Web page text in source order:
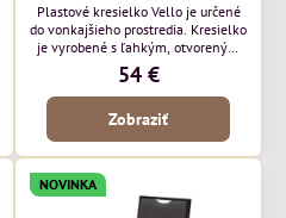
Plastové kresielko Vello je určené
do vonkajšieho prostredia. Kresielko
je vyrobené s ľahkým, otvoreným
tvarom a jemne kontúrovanými
líniami. Horizontálne lamely
operadla a jemne zaoblené
podrúčky dodávajú kresielku
ležérny, letný nádych. Tento model
bude vyzerať skvele vo vonkajších
jedálenských priestoroch, pri
reštauračných stoloch a v
bistrových priestoroch.
54 €
Zobraziť
NOVINKA